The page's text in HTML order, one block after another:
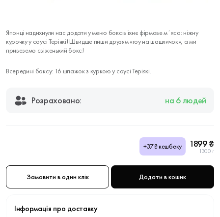
Японці надихнули нас додати у меню боксів їхнє фірмове мʼясо: ніжну
курочку у соусі Теріякі! Швидше пиши друзям «гоу на шашличок», а ми
привеземо свіженький бокс!
Всередині боксу: 16 шпажок з куркою у соусі Теріякі.
Розраховано: на 6 людей
+37₴ кешбеку 1899 ₴
1300 г
Замовити в один клік Додати в кошик
Інформація про доставку